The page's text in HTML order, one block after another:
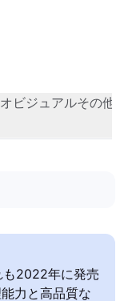
ビジュアルその他
2022年に発売
力と高品質な